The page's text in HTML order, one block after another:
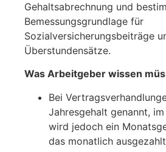
Gehaltsabrechnung und
Bemessungsgrundlage für
Sozialversicherungsbeiträge
Überstundensätze.
Was Arbeitgeber wissen
Bei
Jahresgehalt genannt,
wird jedoch ein
das monatlich